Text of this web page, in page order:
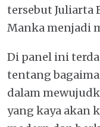
tersebut Juliarta
Manka menjadi
Di panel ini
tentang
dalam
yang kaya akan